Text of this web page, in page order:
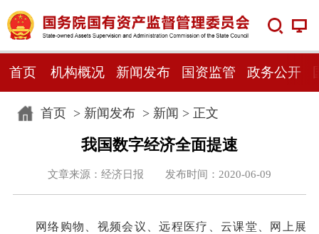
首页 机构概况 新闻发布 国资监管 政务公开
首页> 新闻发布> 新闻 > 正文
我国数字经济全面提速
文章来源：经济日报 发布时间：2020-06-09
网络购物、视频会议、远程医疗、云课堂、网上展